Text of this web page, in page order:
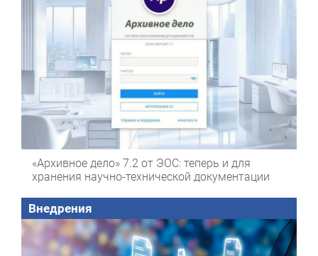
«Архивное дело» 7.2 от ЭОС: теперь и для
хранения научно-технической документации
Внедрения